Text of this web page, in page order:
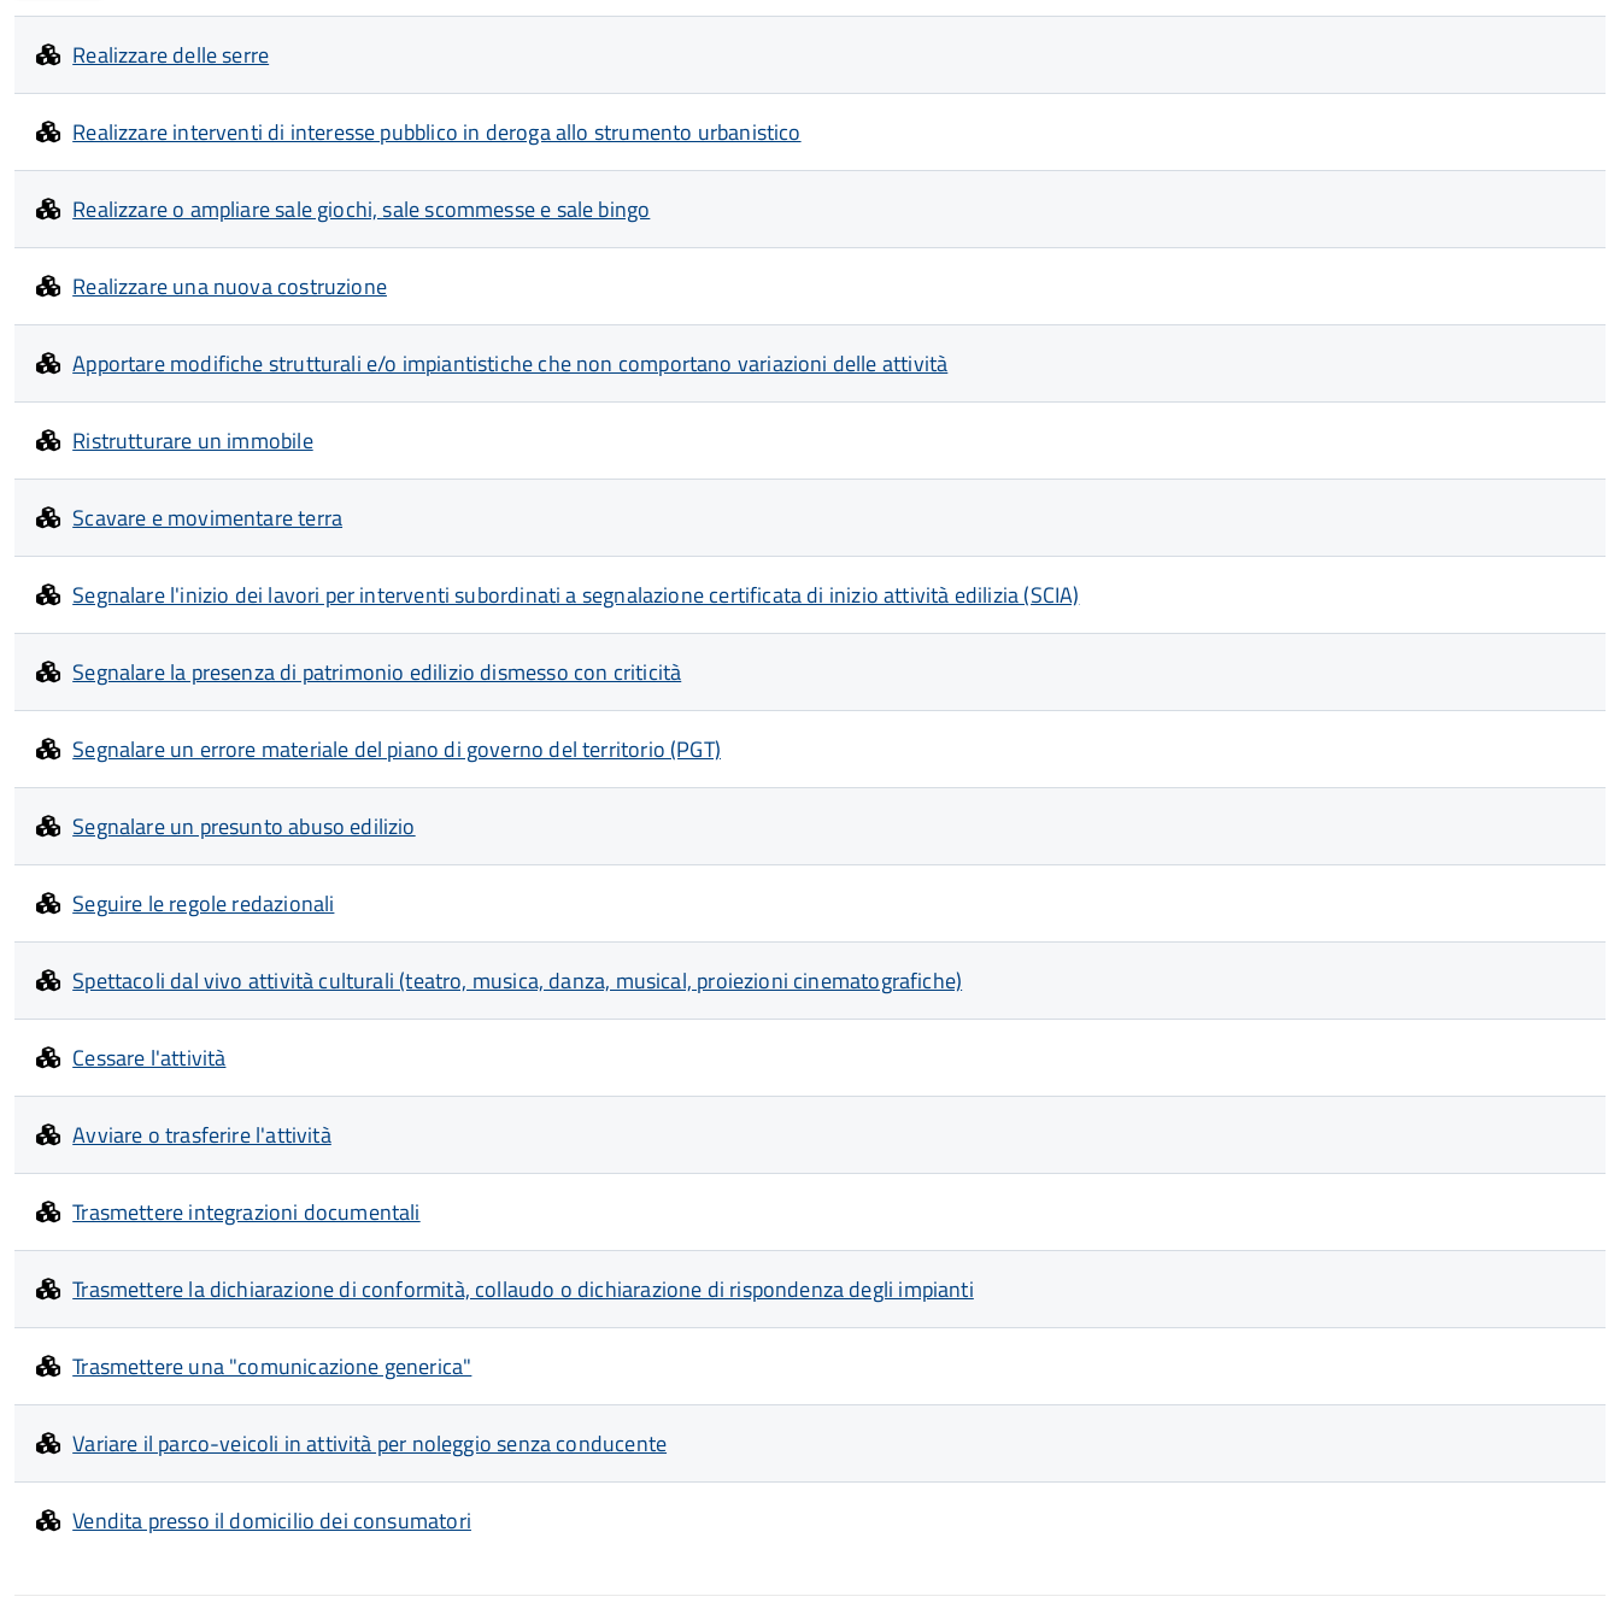
Realizzare delle serre
Realizzare interventi di interesse pubblico in deroga allo strumento urbanistico
Realizzare o ampliare sale giochi, sale scommesse e sale bingo
Realizzare una nuova costruzione
Apportare modifiche strutturali e/o impiantistiche che non comportano variazioni delle attività
Ristrutturare un immobile
Scavare e movimentare terra
Segnalare l'inizio dei lavori per interventi subordinati a segnalazione certificata di inizio attività edilizia (SCIA)
Segnalare la presenza di patrimonio edilizio dismesso con criticità
Segnalare un errore materiale del piano di governo del territorio (PGT)
Segnalare un presunto abuso edilizio
Seguire le regole redazionali
Spettacoli dal vivo attività culturali (teatro, musica, danza, musical, proiezioni cinematografiche)
Cessare l'attività
Avviare o trasferire l'attività
Trasmettere integrazioni documentali
Trasmettere la dichiarazione di conformità, collaudo o dichiarazione di rispondenza degli impianti
Trasmettere una "comunicazione generica"
Variare il parco-veicoli in attività per noleggio senza conducente
Vendita presso il domicilio dei consumatori